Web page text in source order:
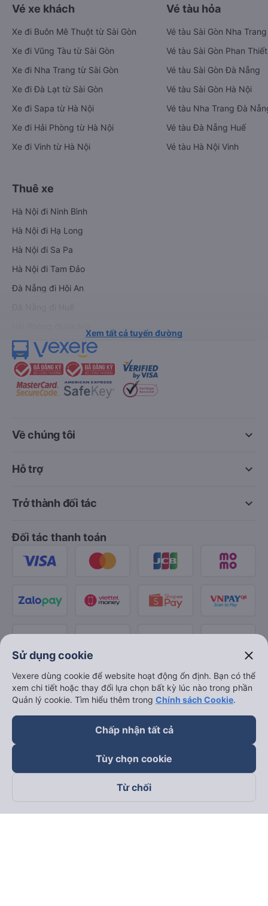
Vé xe khách
Xe đi Buôn Mê Thuột từ Sài Gòn
Xe đi Vũng Tàu từ Sài Gòn
Xe đi Nha Trang từ Sài Gòn
Xe đi Đà Lạt từ Sài Gòn
Xe đi Sapa từ Hà Nội
Xe đi Hải Phòng từ Hà Nội
Xe đi Vinh từ Hà Nội
Vé tàu hỏa
Vé tàu Sài Gòn Nha Trang
Vé tàu Sài Gòn Phan Thiết
Vé tàu Sài Gòn Đà Nẵng
Vé tàu Sài Gòn Hà Nội
Vé tàu Nha Trang Đà
Vé tàu Đà Nẵng Huế
Vé tàu Hà Nội Vinh
Thuê xe
Hà Nội đi Ninh Bình
Hà Nội đi Hạ Long
Hà Nội đi Sa Pa
Hà Nội đi Tam Đảo
Đà Nẵng đi Hội An
Xem tất cả tuyến đường
keyboard_arrow_down
Về chúng tôi
keyboard_arrow_down
Hỗ trợ
keyboard_arrow_down
Trở thành đối tác
Đối tác thanh toán
Theo dõi chúng tôi trên
Sử dụng cookie close
Vexere dùng cookie để website hoạt động ổn định. Bạn có thể
xem chi tiết hoặc thay đổi lựa chọn bất kỳ lúc nào trong phần
Quản lý cookie. Tìm hiểu thêm trong Chính sách Cookie.
Chấp nhận tất cả
Tùy chọn cookie
Từ chối